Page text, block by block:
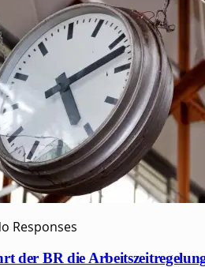
Responses
der BR die